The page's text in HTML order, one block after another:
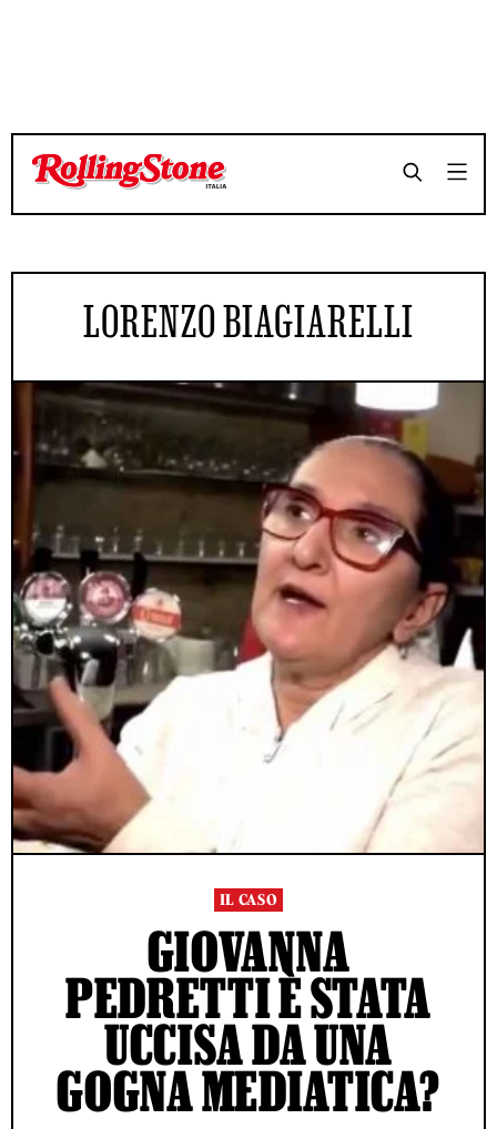
LORENZO BIAGIARELLI
IL CASO
GIOVANNA
PEDRETTI È STATA
UCCISA DA UNA
GOGNA MEDIATICA?